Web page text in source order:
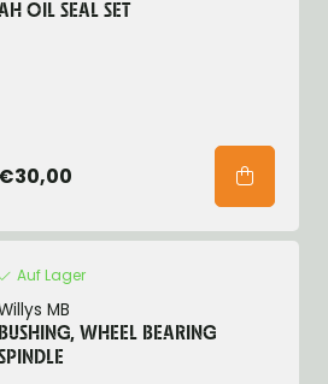
OIL SEAL SET
€30,00
Auf Lager
MB
BUSHING, WHEEL BEARING